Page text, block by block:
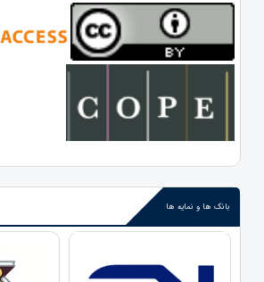
بانک ها و نمایه ها